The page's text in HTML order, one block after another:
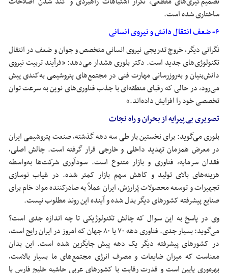
ساختاری شده است.
۶- ضعف انتقال دانش و نیروی انسانی
نگرانی دیگر، خروج تدریجی نیروی انسانی متخصص و جوان و ضعف در انتقال
تکنولوژی‌های جدید است. دکتر بلوری هشدار می‌دهد: «فرآیند تربیت نیروی
دانش‌بنیان و به‌روزرسانی مهارت فنی در مجتمع‌های پتروشیمی به‌کندی پیش
می‌رود، در حالی که رقبای منطقه‌ای با جذب فناوری‌های نوین به سرعت توان
تخصصی خود را افزایش داده‌اند.»
تصویری بی‌پیرایه از بحران و راه نجات
بلوری می‌گوید: برای نخستین بار طی سه دهه گذشته، صنعت پتروشیمی ایران
در معرض همزمان تهدید داخلی و خارجی قرار گرفته است. چالش اصلی،
فقدان سرمایه، فناوری و بازار متنوع است. سودآوری شرکت‌ها به‌واسطه
هزینه‌های بالای تولید و کاهش سهم بازار کمتر شده. در غیاب نوسازی
تجهیزات و توسعه محصولات پُرارزش، ایران عملاً به صادرکننده مواد خام برای
صنایع پیشرفته کشورهای دیگر بدل شده و آینده این روند مطلوب نیست.
وی در پاسخ به این سوال که چالش تکنولوژیکی تا چه اندازه جدی است؟
می‌گوید: بسیار جدی. فناوری دهه ۷۰ یا ۸۰ جهان که امروز در ایران رایج است،
در کشورهای پیشرفته دیگر یک دهه پیش جایگزین شده است. این بدان
معناست که میزان ضایعات و مصرف انرژی مجتمع‌های ما بسیار بالاست،
بهره‌وری پایین است و قدرت رقابت با کشورهای عربی حاشیه خلیج فارس یا